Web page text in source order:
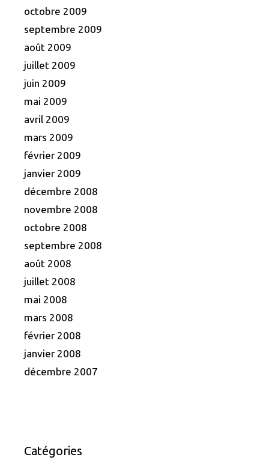
octobre 2009
septembre 2009
août 2009
juillet 2009
juin 2009
mai 2009
avril 2009
mars 2009
février 2009
janvier 2009
décembre 2008
novembre 2008
octobre 2008
septembre 2008
août 2008
juillet 2008
mai 2008
mars 2008
février 2008
janvier 2008
décembre 2007
Catégories